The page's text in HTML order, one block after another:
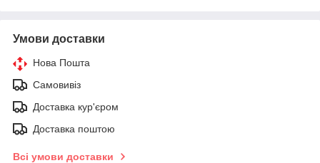
Умови доставки
Нова Пошта
Самовивіз
Доставка кур'єром
Доставка поштою
Всі умови доставки